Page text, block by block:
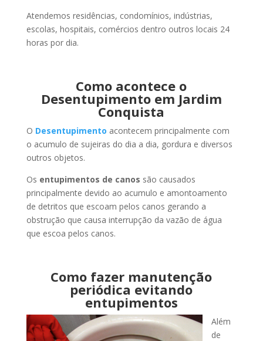
Atendemos residências, condomínios, indústrias,
escolas, hospitais, comércios dentro outros locais 24
horas por dia.
Como acontece o
Desentupimento em Jardim
Conquista
O Desentupimento acontecem principalmente com
o acumulo de sujeiras do dia a dia, gordura e diversos
outros objetos.
Os entupimentos de canos são causados
principalmente devido ao acumulo e amontoamento
de detritos que escoam pelos canos gerando a
obstrução que causa interrupção da vazão de água
que escoa pelos canos.
Como fazer manutenção
periódica evitando
entupimentos
Além
de